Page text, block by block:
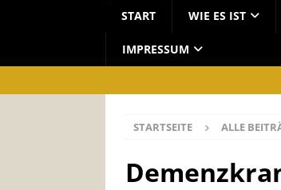
START WIE ES IST
IMPRESSUM
STARTSEITE ALLE